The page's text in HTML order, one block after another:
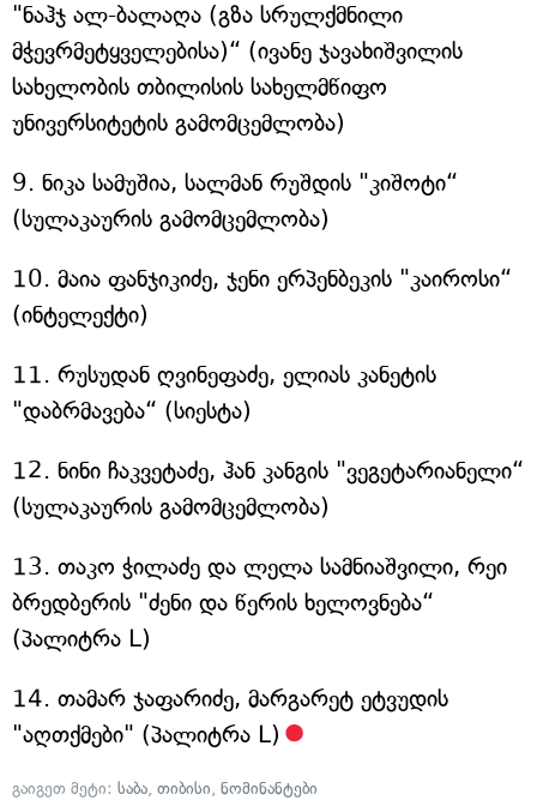
"ნაჰჯ ალ-ბალაღა (გზა სრულქმნილი
მჭევრმეტყველებისა)“ (ივანე ჯავახიშვილის
სახელობის თბილისის სახელმწიფო
უნივერსიტეტის გამომცემლობა)
9. ნიკა სამუშია, სალმან რუშდის "კიშოტი“
(სულაკაურის გამომცემლობა)
10. მაია ფანჯიკიძე, ჯენი ერპენბეკის "კაიროსი“
(ინტელექტი)
11. რუსუდან ღვინეფაძე, ელიას კანეტის
"დაბრმავება“ (სიესტა)
12. ნინი ჩაკვეტაძე, ჰან კანგის "ვეგეტარიანელი“
(სულაკაურის გამომცემლობა)
13. თაკო ჭილაძე და ლელა სამნიაშვილი, რეი
ბრედბერის "ძენი და წერის ხელოვნება“
(პალიტრა L)
14. თამარ ჯაფარიძე, მარგარეტ ეტვუდის
"აღთქმები" (პალიტრა L)
გაიგეთ მეტი: საბა, თიბისი, ნომინანტები